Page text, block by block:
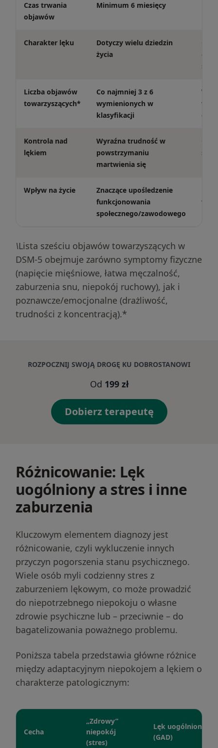
Czas trwania
objawów
Minimum 6 miesięcy
Charakter lęku
Dotyczy wielu dziedzin
życia
Liczba objawów
towarzyszących*
Co najmniej 3 z 6
wymienionych w
klasyfikacji
Kontrola nad
lękiem
Wyraźna trudność w
powstrzymaniu
martwienia się
Wpływ na życie
Znaczące upośledzenie
funkcjonowania
społecznego/zawodowego
\Lista sześciu objawów towarzyszących w
DSM-5 obejmuje zarówno symptomy fizyczne
(napięcie mięśniowe, łatwa męczalność,
zaburzenia snu, niepokój ruchowy), jak i
poznawcze/emocjonalne (drażliwość,
trudności z koncentracją).*
ROZPOCZNIJ SWOJĄ DROGĘ KU DOBROSTANOWI
Od 199 zł
Dobierz terapeutę
Różnicowanie: Lęk
uogólniony a stres i inne
zaburzenia
Kluczowym elementem diagnozy jest
różnicowanie, czyli wykluczenie innych
przyczyn pogorszenia stanu psychicznego.
Wiele osób myli codzienny stres z
zaburzeniem lękowym, co może prowadzić
do niepotrzebnego niepokoju o własne
zdrowie psychiczne lub – przeciwnie – do
bagatelizowania poważnego problemu.
Poniższa tabela przedstawia główne różnice
między adaptacyjnym niepokojem a lękiem o
charakterze patologicznym:
Cecha
„Zdrowy”
niepokój
(stres)
Lęk uogólniony
(GAD)